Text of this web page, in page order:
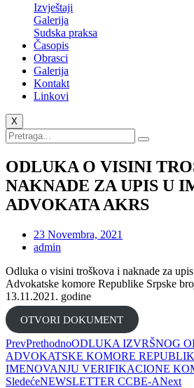
Izvještaji
Galerija
Sudska praksa
Časopis
Obrasci
Galerija
Kontakt
Linkovi
X
ODLUKA O VISINI
NAKNADE ZA UPIS U
ADVOKATA AKRS
23 Novembra, 2021
admin
Odluka o visini troškova i naknade za
Advokatske komore Republike Srpske
13.11.2021. godine
OTVORI DOKUMENT
PrevPrethodnoODLUKA IZVRŠNOG
ADVOKATSKE KOMORE
IMENOVANJU VERIFIKACIONE
SledećeNEWSLETTER CCBЕ-АNext